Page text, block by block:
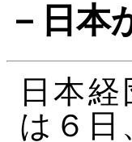
－日本
日本
は６日